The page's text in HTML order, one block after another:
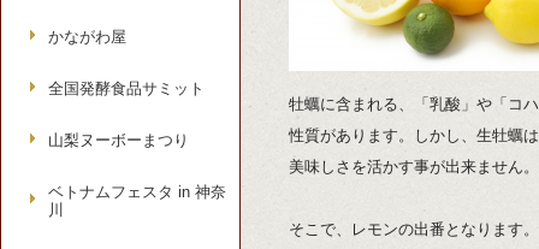
牡蠣に含まれる、「乳酸」や「コ
性質があります。しかし、生牡蠣
美味しさを活かす事が出来ません。
そこで、レモンの出番となります
かながわ屋
全国発酵食品サミット
山梨ヌーボーまつり
ベトナムフェスタ in 神奈
川